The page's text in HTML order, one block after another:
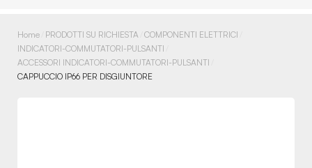
Home PRODOTTI SU RICHIESTA COMPONENTI ELETTRICI
INDICATORI-COMMUTATORI-PULSANTI
ACCESSORI INDICATORI-COMMUTATORI-PULSANTI
CAPPUCCIO IP66 PER DISGIUNTORE